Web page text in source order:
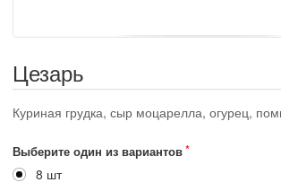
Цезарь
Куриная грудка, сыр моцарелла, огурец,
Выберите один из вариантов
8 шт